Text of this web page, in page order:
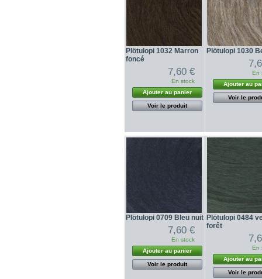
Plötulopi 1032 Marron
foncé
7,60 €
En stock
Ajouter au panier
Voir le produit
Plötulopi 1030
En
Ajouter au
Voir le
Plötulopi 0709 Bleu nuit
7,60 €
En stock
Ajouter au panier
Voir le produit
Plötulopi 0484
forêt
En
Ajouter au
Voir le